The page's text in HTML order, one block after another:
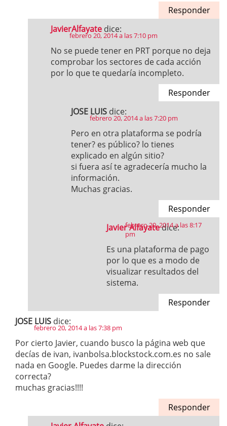
Responder
JavierAlfayate dice:
febrero 20, 2014 a las 7:10 pm
No se puede tener en PRT porque no deja
comprobar los sectores de cada acción
por lo que te quedaría incompleto.
Responder
JOSE LUIS dice:
febrero 20, 2014 a las 7:20 pm
Pero en otra plataforma se podría
tener? es público? lo tienes
explicado en algún sitio?
si fuera así te agradecería mucho la
información.
Muchas gracias.
Responder
Javier Alfayatedice:
febrero 20, 2014 a las 8:17
pm
Es una plataforma de pago
por lo que es a modo de
visualizar resultados del
sistema.
Responder
JOSE LUIS dice:
febrero 20, 2014 a las 7:38 pm
Por cierto Javier, cuando busco la página web que
decías de ivan, ivanbolsa.blockstock.com.es no sale
nada en Google. Puedes darme la dirección
correcta?
muchas gracias!!!!
Responder